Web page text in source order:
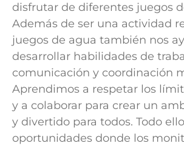
disfrutar de diferentes juegos
Además de ser una actividad
juegos de agua también nos
desarrollar habilidades de
comunicación y coordinación
Aprendimos a respetar los
y a colaborar para crear un
y divertido para todos. Todo
oportunidades donde los